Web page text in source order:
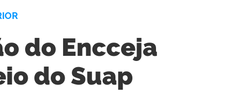
do Encceja
do Suap